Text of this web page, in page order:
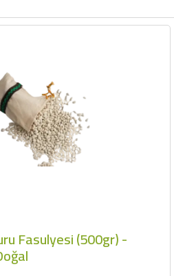
Fasulyesi (500gr) -